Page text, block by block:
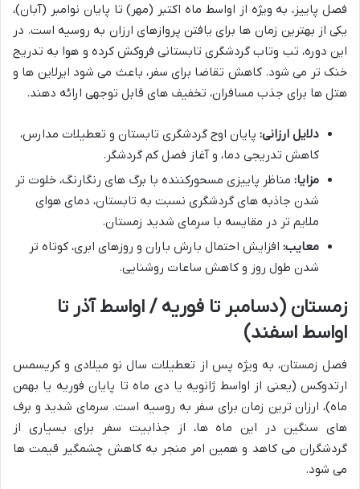
فصل پاییز، به ویژه از اواسط ماه اکتبر (مهر) تا پایان نوامبر (آبان)،
یکی از بهترین زمان ها برای یافتن پروازهای ارزان به روسیه است. در
این دوره، تب وتاب گردشگری تابستانی فروکش کرده و هوا به تدریج
خنک تر می شود. کاهش تقاضا برای سفر، باعث می شود ایرلاین ها و
هتل ها برای جذب مسافران، تخفیف های قابل توجهی ارائه دهند.
دلایل ارزانی: پایان اوج گردشگری تابستان و تعطیلات مدارس،
کاهش تدریجی دما، و آغاز فصل کم گردشگر.
مزایا: مناظر پاییزی مسحورکننده با برگ های رنگارنگ، خلوت تر
شدن جاذبه های گردشگری نسبت به تابستان، دمای هوای
ملایم تر در مقایسه با سرمای شدید زمستان.
معایب: افزایش احتمال بارش باران و روزهای ابری، کوتاه تر
شدن طول روز و کاهش ساعات روشنایی.
زمستان (دسامبر تا فوریه / اواسط آذر تا
اواسط اسفند)
فصل زمستان، به ویژه پس از تعطیلات سال نو میلادی و کریسمس
ارتدوکس (یعنی از اواسط ژانویه یا دی ماه تا پایان فوریه یا بهمن
ماه)، ارزان ترین زمان برای سفر به روسیه است. سرمای شدید و برف
های سنگین در این ماه ها، از جذابیت سفر برای بسیاری از
گردشگران می کاهد و همین امر منجر به کاهش چشمگیر قیمت ها
می شود.